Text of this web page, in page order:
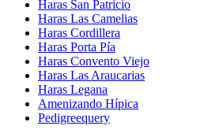
Haras San Patricio
Haras Las Camelias
Haras Cordillera
Haras Porta Pía
Haras Convento Viejo
Haras Las Araucarias
Haras Legana
Amenizando Hípica
Pedigreequery